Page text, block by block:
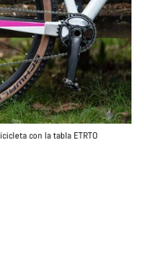
con la tabla ETRTO